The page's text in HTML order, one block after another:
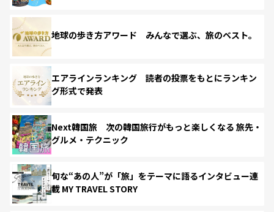
地球の歩き方アワード みんなで選ぶ、旅のベスト。
エアラインランキング 読者の投票をもとにランキン
グ形式で発表
Next韓国旅 次の韓国旅行がもっと楽しくなる 旅先・
グルメ・テクニック
旬な“あの人”が「旅」をテーマに語るインタビュー連
載 MY TRAVEL STORY